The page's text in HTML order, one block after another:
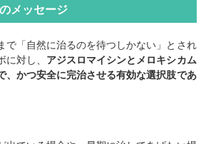
メッセージ
で「自然に治るのを待つしかない」とされ
対し、 アジスロマイシンとメロキシカム
、かつ安全に完治させる有効な選択肢であ